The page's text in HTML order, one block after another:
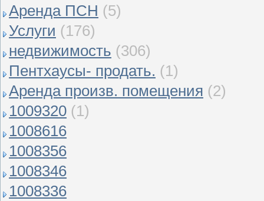
Аренда ПСН (5)
Услуги (176)
недвижимость (306)
Пентхаусы- продать. (1)
Аренда произв. помещения (2)
1009320 (1)
1008616
1008356
1008346
1008336